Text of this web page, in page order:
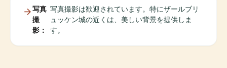
写真
撮
影：
写真撮影は歓迎されています。特にザールブリ
ュッケン城の近くは、美しい背景を提供しま
す。